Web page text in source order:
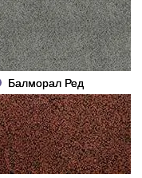
Балморал Ред